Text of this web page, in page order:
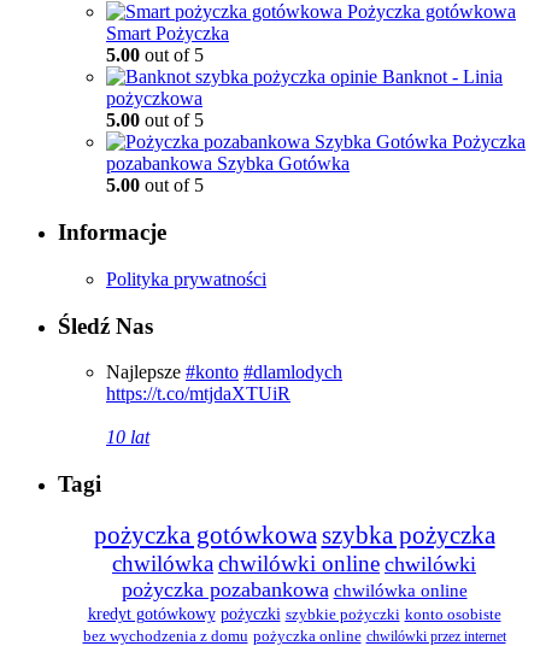
Pożyczka gotówkowa
Smart Pożyczka
5.00 out of 5
Banknot - Linia
pożyczkowa
5.00 out of 5
Pożyczka
pozabankowa Szybka Gotówka
5.00 out of 5
Informacje
Polityka prywatności
Śledź Nas
Najlepsze #konto #dlamlodych
https://t.co/mtjdaXTUiR
10 lat
Tagi
pożyczka gotówkowa szybka pożyczka
chwilówkachwilówki online chwilówki
pożyczka pozabankowa chwilówka online
kredyt gotówkowy pożyczki szybkie pożyczki konto osobiste
bez wychodzenia z domu pożyczka online chwilówki przez internet